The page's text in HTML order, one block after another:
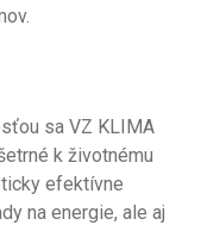
sa VZ KLIMA
k životnému
efektívne
na energie, ale aj